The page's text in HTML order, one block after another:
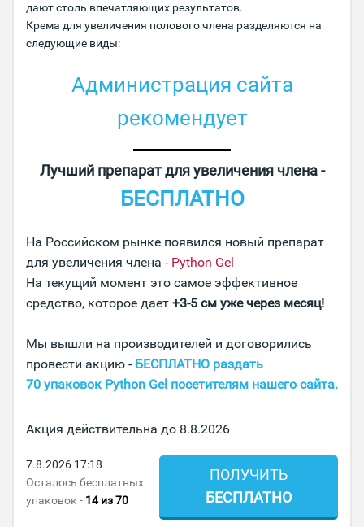
дают столь впечатляющих результатов.
Крема для увеличения полового члена разделяются на
следующие виды:
Администрация сайта
рекомендует
Лучший препарат для увеличения члена -
БЕСПЛАТНО
На Российском рынке появился новый препарат
для увеличения члена - Python Gel
На текущий момент это самое эффективное
средство, которое дает +3-5 см уже через месяц!
Мы вышли на производителей и договорились
провести акцию - БЕСПЛАТНО раздать
70 упаковок Python Gel посетителям нашего сайта.
Акция действительна до 8.8.2026
7.8.2026 17 18
Осталось бесплатных
упаковок - 14из 70
ПОЛУЧИТЬ
БЕСПЛАТНО